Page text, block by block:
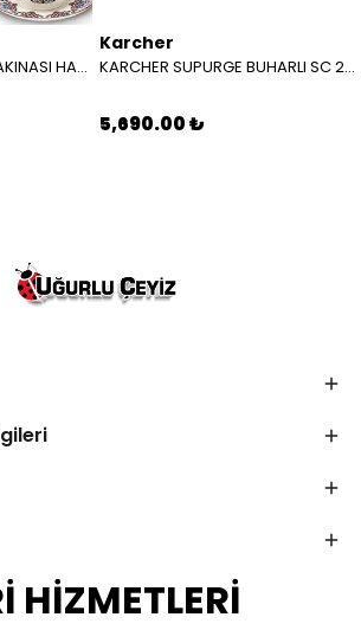
KARACA ESPRESSO MAKINASI HATIR PERFETTO ESPRESSO T.K.M. COPPER 8683650465904
Karcher
KARCHER SUPURGE BUHARLI SC 2 EASYFIX EU BEYAZ 15126000
5,690.00 ₺
HİZMETLERİ